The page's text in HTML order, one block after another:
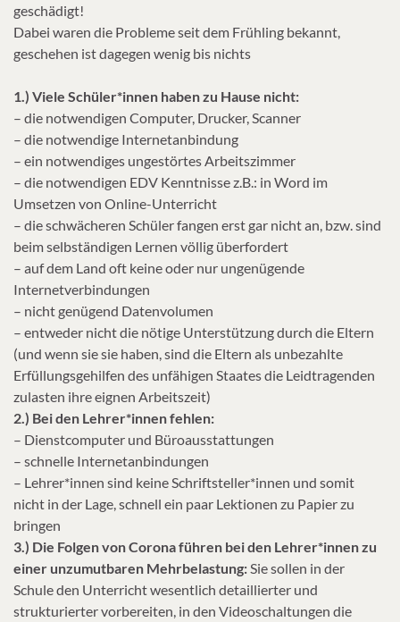
geschädigt!
Dabei waren die Probleme seit dem Frühling bekannt,
geschehen ist dagegen wenig bis nichts
1.) Viele Schüler*innen haben zu Hause nicht:
– die notwendigen Computer, Drucker, Scanner
– die notwendige Internetanbindung
– ein notwendiges ungestörtes Arbeitszimmer
– die notwendigen EDV Kenntnisse z.B.: in Word im
Umsetzen von Online-Unterricht
– die schwächeren Schüler fangen erst gar nicht an, bzw. sind
beim selbständigen Lernen völlig überfordert
– auf dem Land oft keine oder nur ungenügende
Internetverbindungen
– nicht genügend Datenvolumen
– entweder nicht die nötige Unterstützung durch die Eltern
(und wenn sie sie haben, sind die Eltern als unbezahlte
Erfüllungsgehilfen des unfähigen Staates die Leidtragenden
zulasten ihre eignen Arbeitszeit)
2.) Bei den Lehrer*innen fehlen:
– Dienstcomputer und Büroausstattungen
– schnelle Internetanbindungen
– Lehrer*innen sind keine Schriftsteller*innen und somit
nicht in der Lage, schnell ein paar Lektionen zu Papier zu
bringen
3.) Die Folgen von Corona führen bei den Lehrer*innen zu
einer unzumutbaren Mehrbelastung:Sie sollen in der
Schule den Unterricht wesentlich detaillierter und
strukturierter vorbereiten, in den Videoschaltungen die